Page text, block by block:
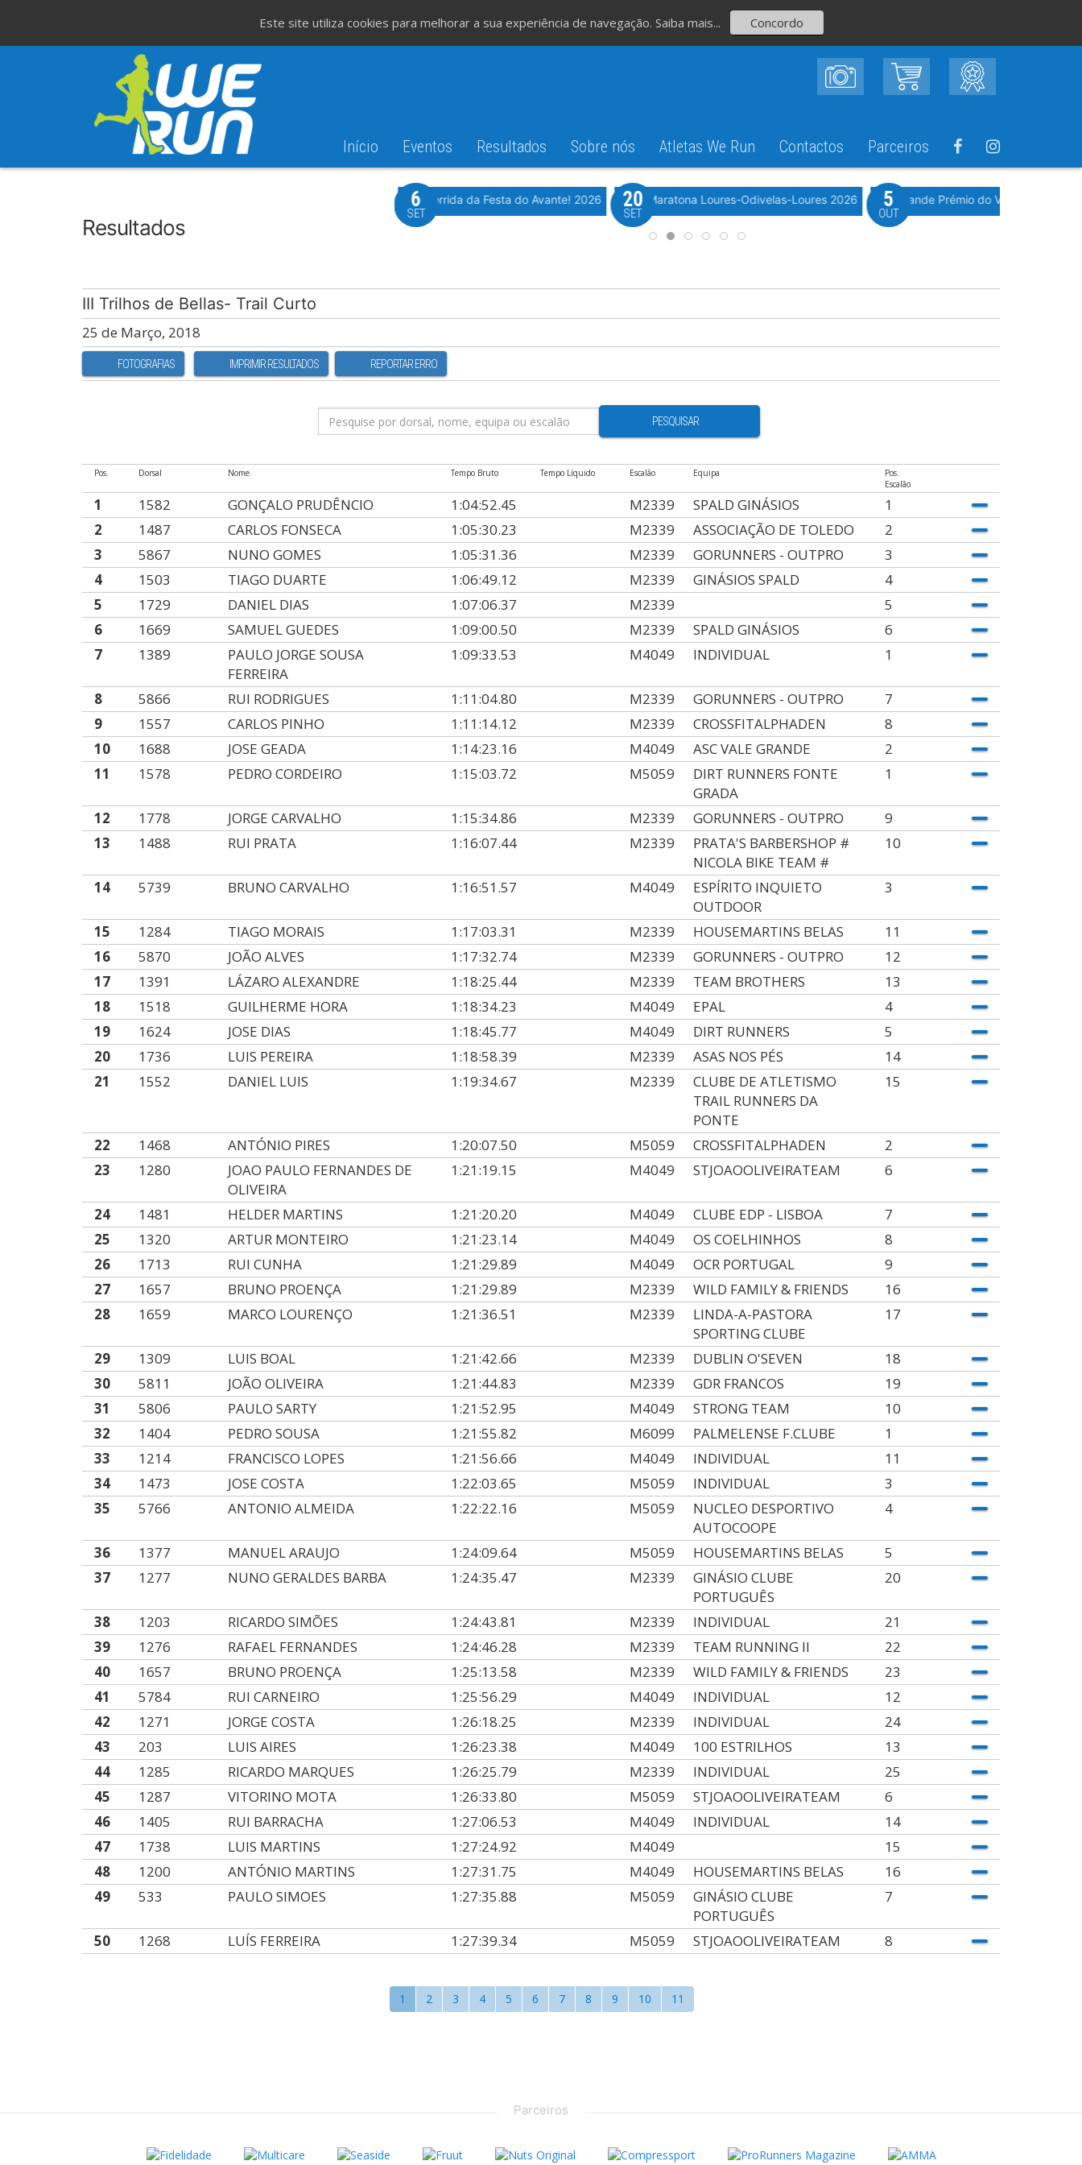
Início Eventos Resultados Sobre nós Atletas We Run Contactos Parceiros
Resultados Evento WeTiming
37ª Corrida da Festa do Avante! 2026
6
SET
Meia Maratona Loures-Odivelas-Loures 2026
20
SET
10º Grande Prémio do Vale Grande
5
OUT
III Trilhos de Bellas- Trail Curto
25 de Março, 2018
FOTOGRAFIAS IMPRIMIR RESULTADOS REPORTAR ERRO
PESQUISAR
Pos. Dorsal Nome Tempo Bruto Tempo Líquido Escalão Equipa
Pos.
Escalão
1 1582 GONÇALO PRUDÊNCIO 1:04:52.45 M2339 SPALD GINÁSIOS
1
2
1487 CARLOS FONSECA 1:05:30.23 M2339 ASSOCIAÇÃO DE TOLEDO
2
3
5867 NUNO GOMES 1:05:31.36 M2339 GORUNNERS - OUTPRO
3
4
1503 TIAGO DUARTE 1:06:49.12 M2339 GINÁSIOS SPALD
4
5
1729 DANIEL DIAS 1:07:06.37 M2339
5
6
1669 SAMUEL GUEDES 1:09:00.50 M2339 SPALD GINÁSIOS
6
7
1389
PAULO JORGE SOUSA
FERREIRA
1:09:33.53 M4049 INDIVIDUAL 1
8 5866 RUI RODRIGUES 1:11:04.80 M2339 GORUNNERS - OUTPRO
7
9
1557 CARLOS PINHO 1:11:14.12 M2339 CROSSFITALPHADEN
8
10
1688 JOSE GEADA 1:14:23.16 M4049 ASC VALE GRANDE
2
11
1578 PEDRO CORDEIRO 1:15:03.72 M5059
DIRT RUNNERS FONTE
GRADA
1
12 1778 JORGE CARVALHO 1:15:34.86 M2339 GORUNNERS - OUTPRO
9
13
1488 RUI PRATA 1:16:07.44 M2339
PRATA'S BARBERSHOP #
NICOLA BIKE TEAM #
10
14 5739 BRUNO CARVALHO 1:16:51.57 M4049
ESPÍRITO INQUIETO
OUTDOOR
3
15 1284 TIAGO MORAIS 1:17:03.31 M2339 HOUSEMARTINS BELAS
11
16
5870 JOÃO ALVES 1:17:32.74 M2339 GORUNNERS - OUTPRO
12
17
1391 LÁZARO ALEXANDRE 1:18:25.44 M2339 TEAM BROTHERS
13
18
1518 GUILHERME HORA 1:18:34.23 M4049 EPAL
4
19
1624 JOSE DIAS 1:18:45.77 M4049 DIRT RUNNERS
5
20
1736 LUIS PEREIRA 1:18:58.39 M2339 ASAS NOS PÉS
14
21
1552 DANIEL LUIS 1:19:34.67 M2339
CLUBE DE ATLETISMO
TRAIL RUNNERS DA
PONTE
15
22 1468 ANTÓNIO PIRES 1:20:07.50 M5059 CROSSFITALPHADEN
2
23
1280
JOAO PAULO FERNANDES DE
OLIVEIRA
1:21:19.15 M4049 STJOAOOLIVEIRATEAM 6
24 1481 HELDER MARTINS 1:21:20.20 M4049 CLUBE EDP - LISBOA
7
25
1320 ARTUR MONTEIRO 1:21:23.14 M4049 OS COELHINHOS
8
26
1713 RUI CUNHA 1:21:29.89 M4049 OCR PORTUGAL
9
27
1657 BRUNO PROENÇA 1:21:29.89 M2339 WILD FAMILY & FRIENDS
16
28
1659 MARCO LOURENÇO 1:21:36.51 M2339
LINDA-A-PASTORA
SPORTING CLUBE
17
29 1309 LUIS BOAL 1:21:42.66 M2339 DUBLIN O'SEVEN
18
30
5811 JOÃO OLIVEIRA 1:21:44.83 M2339 GDR FRANCOS
19
31
5806 PAULO SARTY 1:21:52.95 M4049 STRONG TEAM
10
32
1404 PEDRO SOUSA 1:21:55.82 M6099 PALMELENSE F.CLUBE
1
33
1214 FRANCISCO LOPES 1:21:56.66 M4049 INDIVIDUAL
11
34
1473 JOSE COSTA 1:22:03.65 M5059 INDIVIDUAL
3
35
5766 ANTONIO ALMEIDA 1:22:22.16 M5059
NUCLEO DESPORTIVO
AUTOCOOPE
4
36 1377 MANUEL ARAUJO 1:24:09.64 M5059 HOUSEMARTINS BELAS
5
37
1277 NUNO GERALDES BARBA 1:24:35.47 M2339
GINÁSIO CLUBE
PORTUGUÊS
20
38 1203 RICARDO SIMÕES 1:24:43.81 M2339 INDIVIDUAL
21
39
1276 RAFAEL FERNANDES 1:24:46.28 M2339 TEAM RUNNING II
22
40
1657 BRUNO PROENÇA 1:25:13.58 M2339 WILD FAMILY & FRIENDS
23
41
5784 RUI CARNEIRO 1:25:56.29 M4049 INDIVIDUAL
12
42
1271 JORGE COSTA 1:26:18.25 M2339 INDIVIDUAL
24
43
203 LUIS AIRES 1:26:23.38 M4049 100 ESTRILHOS
13
44
1285 RICARDO MARQUES 1:26:25.79 M2339 INDIVIDUAL
25
45
1287 VITORINO MOTA 1:26:33.80 M5059 STJOAOOLIVEIRATEAM
6
46
1405 RUI BARRACHA 1:27:06.53 M4049 INDIVIDUAL
14
47
1738 LUIS MARTINS 1:27:24.92 M4049
15
48
1200 ANTÓNIO MARTINS 1:27:31.75 M4049 HOUSEMARTINS BELAS
16
49
533 PAULO SIMOES 1:27:35.88 M5059
GINÁSIO CLUBE
PORTUGUÊS
7
50 1268 LUÍS FERREIRA 1:27:39.34 M5059 STJOAOOLIVEIRATEAM 8
1 2 3 4 5 6 7 8 9 10 11
Parceiros
Este site utiliza cookies para melhorar a sua experiência de navegação. Saiba mais... Concordo